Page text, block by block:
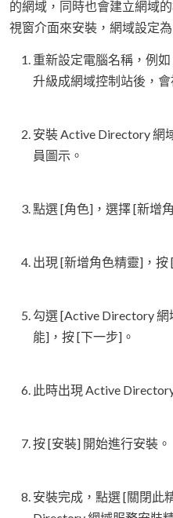
的網域，同時也會建立網域
視窗介面來安裝，網域設定為
重新設定電腦名稱，例
升級成網域控制站後，會
安裝 Active Directory 網
員圖示。
點選 [角色]，選擇 [新增
出現 [新增角色精靈]，按
勾選 [Active Directory
能]，按 [下一步]。
此時出現 Active
按 [安裝] 開始進行安裝。
安裝完成，點選 [關閉此